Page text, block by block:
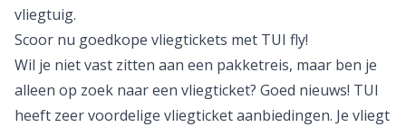
vliegtuig.
Scoor nu goedkope vliegtickets met TUI fly!
Wil je niet vast zitten aan een pakketreis, maar ben je
alleen op zoek naar een vliegticket? Goed nieuws! TUI
heeft zeer voordelige vliegticket aanbiedingen. Je vliegt